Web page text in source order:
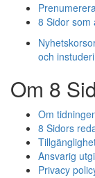
8 Sidor som
och
Om 8
Om
8 Sidors
Ansvarig
Privacy